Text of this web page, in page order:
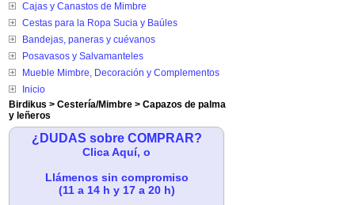
Cajas y Canastos de Mimbre
Cestas para la Ropa Sucia y Baúles
Bandejas, paneras y cuévanos
Posavasos y Salvamanteles
Mueble Mimbre, Decoración y Complementos
Inicio
Birdikus > Cestería/Mimbre > Capazos de palma
y leñeros
¿DUDAS sobre COMPRAR?
Clica Aquí, o
Llámenos sin compromiso
(11 a 14 h y 17 a 20 h)